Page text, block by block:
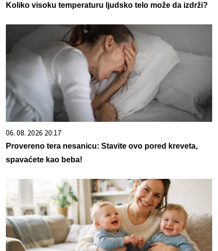
Koliko visoku temperaturu ljudsko telo može da izdrži?
06. 08. 2026 20:17
Provereno tera nesanicu: Stavite ovo pored kreveta,
spavaćete kao beba!